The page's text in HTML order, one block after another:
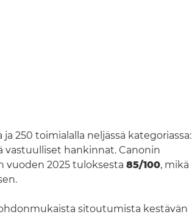
ja 250 toimialalla neljässä kategoriassa:
vastuulliset hankinnat. Canonin
vuoden 2025 tuloksesta 85/100, mikä
sitoutumista kestävän